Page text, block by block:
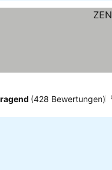
(428 Bewertungen)